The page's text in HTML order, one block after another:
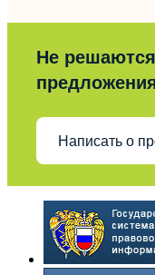
Не
Написать о